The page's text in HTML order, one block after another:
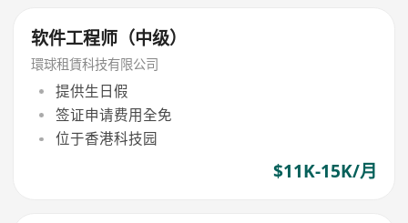
软件工程师（中级）
環球租賃科技有限公司
提供生日假
签证申请费用全免
位于香港科技园
$11K-15K/月